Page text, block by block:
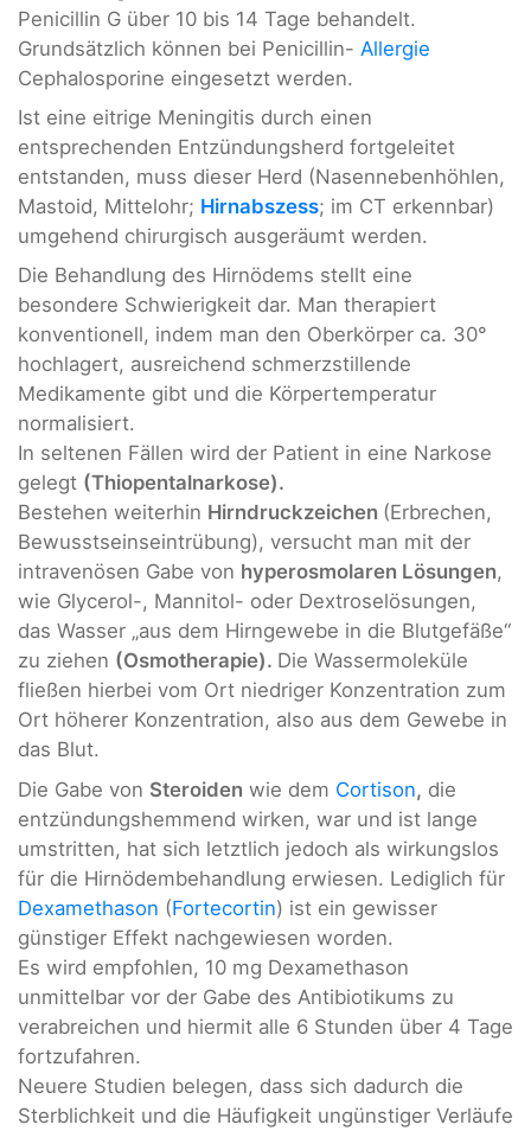
Penicillin G über 10 bis 14 Tage behandelt.
Grundsätzlich können bei Penicillin- Allergie
Cephalosporine eingesetzt werden.
Ist eine eitrige Meningitis durch einen
entsprechenden Entzündungsherd fortgeleitet
entstanden, muss dieser Herd (Nasennebenhöhlen,
Mastoid, Mittelohr; Hirnabszess; im CT erkennbar)
umgehend chirurgisch ausgeräumt werden.
Die Behandlung des Hirnödems stellt eine
besondere Schwierigkeit dar. Man therapiert
konventionell, indem man den Oberkörper ca. 30°
hochlagert, ausreichend schmerzstillende
Medikamente gibt und die Körpertemperatur
normalisiert.
In seltenen Fällen wird der Patient in eine Narkose
gelegt (Thiopentalnarkose).
Bestehen weiterhin Hirndruckzeichen (Erbrechen,
Bewusstseinseintrübung), versucht man mit der
intravenösen Gabe von hyperosmolaren Lösungen,
wie Glycerol-, Mannitol- oder Dextroselösungen,
das Wasser „aus dem Hirngewebe in die Blutgefäße“
zu ziehen (Osmotherapie). Die Wassermoleküle
fließen hierbei vom Ort niedriger Konzentration zum
Ort höherer Konzentration, also aus dem Gewebe in
das Blut.
Die Gabe von Steroiden wie dem Cortison, die
entzündungshemmend wirken, war und ist lange
umstritten, hat sich letztlich jedoch als wirkungslos
für die Hirnödembehandlung erwiesen. Lediglich für
Dexamethason (Fortecortin) ist ein gewisser
günstiger Effekt nachgewiesen worden.
Es wird empfohlen, 10 mg Dexamethason
unmittelbar vor der Gabe des Antibiotikums zu
verabreichen und hiermit alle 6 Stunden über 4 Tage
fortzufahren.
Neuere Studien belegen, dass sich dadurch die
Sterblichkeit und die Häufigkeit ungünstiger Verläufe